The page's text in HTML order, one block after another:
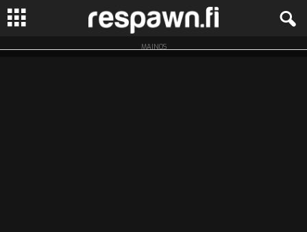
R
MAINOS